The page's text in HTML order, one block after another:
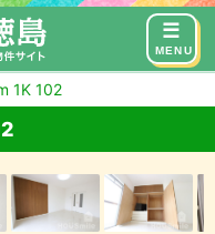
MENU
お問い合わせ
1K 102